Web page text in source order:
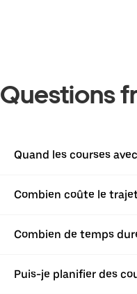
Questions
Quand les courses
Combien coûte le
Combien de temps
Puis-je planifier des